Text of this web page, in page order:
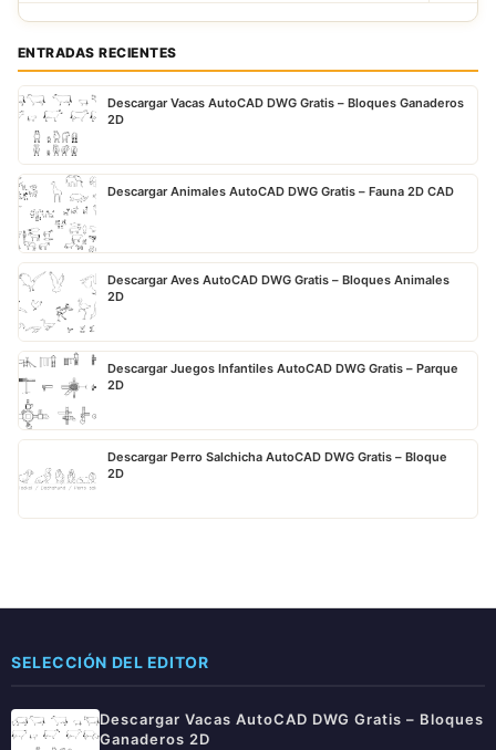
ENTRADAS RECIENTES
Descargar Vacas AutoCAD DWG Gratis – Bloques Ganaderos
2D
Descargar Animales AutoCAD DWG Gratis – Fauna 2D CAD
Descargar Aves AutoCAD DWG Gratis – Bloques Animales
2D
Descargar Juegos Infantiles AutoCAD DWG Gratis – Parque
2D
Descargar Perro Salchicha AutoCAD DWG Gratis – Bloque
2D
SELECCIÓN DEL EDITOR
Descargar Vacas AutoCAD DWG Gratis – Bloques
Ganaderos 2D